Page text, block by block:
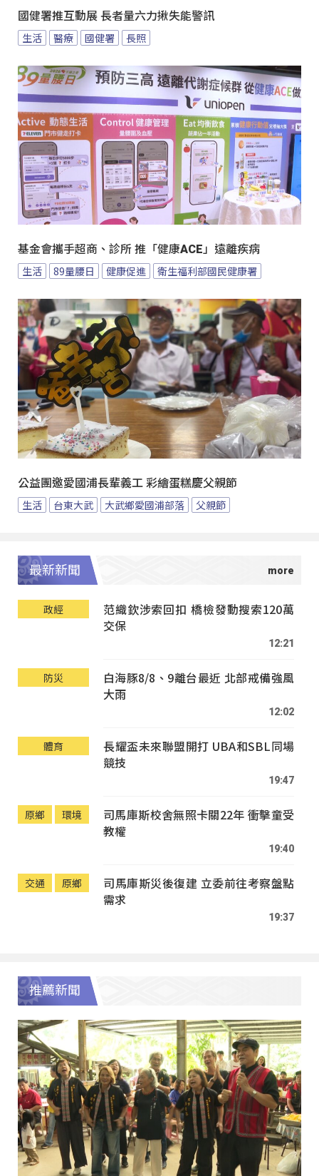
國健署推互動展 長者量六力揪失能警訊
生活 醫療 國健署 長照
基金會攜手超商、診所 推「健康ACE」遠離疾病
生活 89量腰日 健康促進 衛生福利部國民健康署
公益團邀愛國浦長輩義工 彩繪蛋糕慶父親節
生活 台東大武 大武鄉愛國浦部落 父親節
最新新聞
政經
范織欽涉索回扣 橋檢發動搜索120萬
交保
12:21
防災
白海豚8/8、9離台最近 北部戒備強風
大雨
12:02
體育
長耀盃未來聯盟開打 UBA和SBL同場
競技
19:47
原鄉 環境
司馬庫斯校舍無照卡關22年 衝擊童受
教權
19:40
交通 原鄉
司馬庫斯災後復建 立委前往考察盤點
需求
19:37
推薦新聞